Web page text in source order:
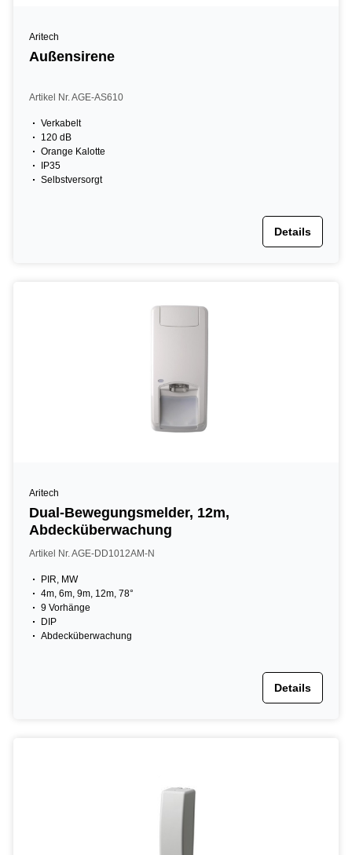
Aritech
Außensirene
Artikel Nr. AGE-AS610
Verkabelt
120 dB
Orange Kalotte
IP35
Selbstversorgt
Details
Aritech
Dual-Bewegungsmelder, 12m,
Abdecküberwachung
Artikel Nr. AGE-DD1012AM-N
PIR, MW
4m, 6m, 9m, 12m, 78°
9 Vorhänge
DIP
Abdecküberwachung
Details